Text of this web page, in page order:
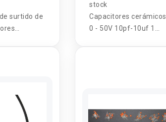
surtido de
stock
Capacitores cerámicos
0 - 50V 10pf-10uf 1